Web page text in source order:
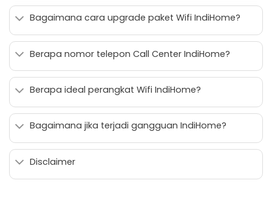
Bagaimana cara upgrade paket Wifi IndiHome?
Berapa nomor telepon Call Center IndiHome?
Berapa ideal perangkat Wifi IndiHome?
Bagaimana jika terjadi gangguan IndiHome?
Disclaimer